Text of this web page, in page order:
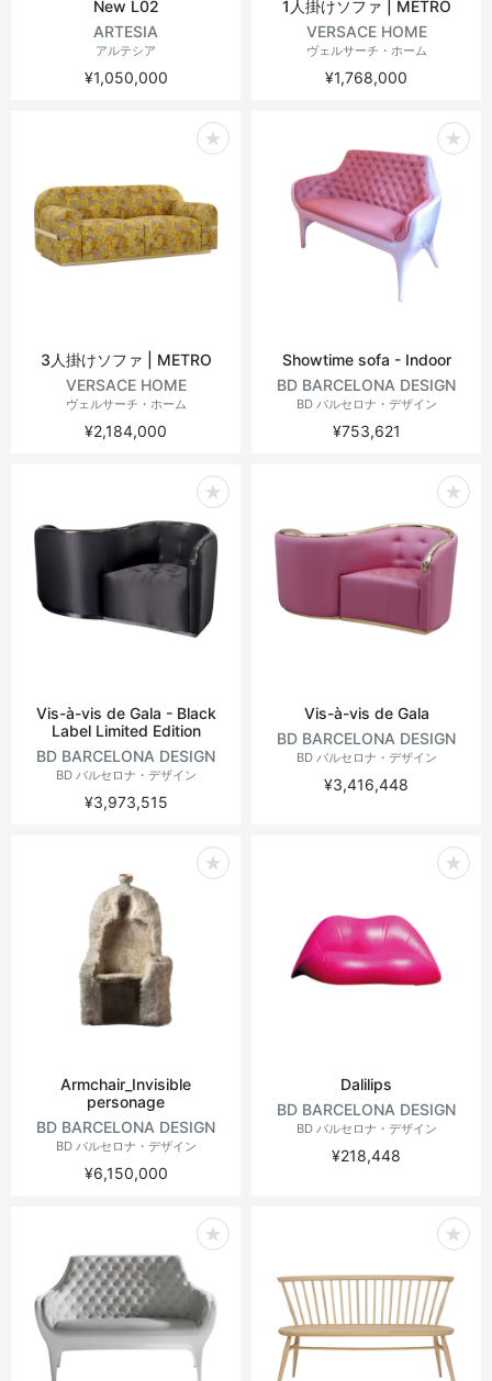
New L02
ARTESIA
アルテシア
¥1,050,000
1人掛けソファ | METRO
VERSACE HOME
ヴェルサーチ・ホーム
¥1,768,000
3人掛けソファ | METRO
VERSACE HOME
ヴェルサーチ・ホーム
¥2,184,000
Showtime sofa - Indoor
BD BARCELONA DESIGN
BD バルセロナ・デザイン
¥753,621
Vis-à-vis de Gala - Black
Label Limited Edition
BD BARCELONA DESIGN
BD バルセロナ・デザイン
¥3,973,515
Vis-à-vis de Gala
BD BARCELONA DESIGN
BD バルセロナ・デザイン
¥3,416,448
Armchair_Invisible
personage
BD BARCELONA DESIGN
BD バルセロナ・デザイン
¥6,150,000
Dalilips
BD BARCELONA DESIGN
BD バルセロナ・デザイン
¥218,448